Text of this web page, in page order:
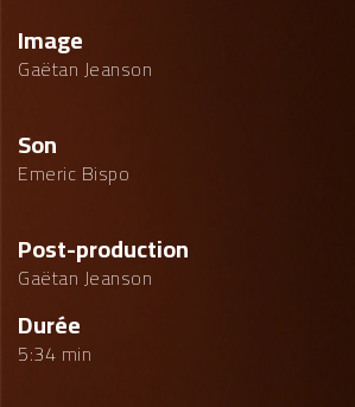
Image
Gaëtan Jeanson
Son
Emeric Bispo
Post-production
Gaëtan Jeanson
Durée
5:34 min